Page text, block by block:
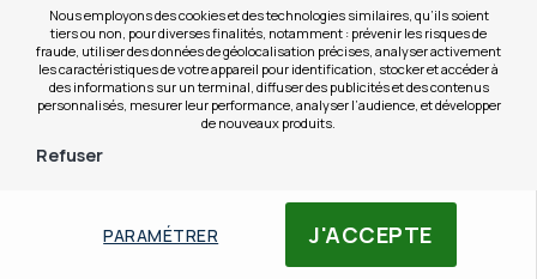
J'ACCEPTE
PARAMÉTRER
Nous employons des cookies et des technologies similaires, qu’ils soient
tiers ou non, pour diverses finalités, notamment : prévenir les risques de
fraude, utiliser des données de géolocalisation précises, analyser activement
les caractéristiques de votre appareil pour identification, stocker et accéder à
des informations sur un terminal, diffuser des publicités et des contenus
personnalisés, mesurer leur performance, analyser l’audience, et développer
de nouveaux produits.
Refuser
Paiement sécurisé